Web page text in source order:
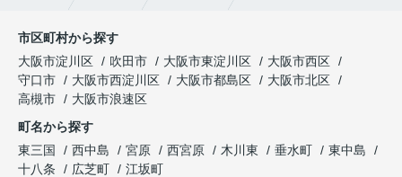
市区町村から探す
大阪市淀川区
吹田市 大阪市東淀川区
大阪市西区
守口市
大阪市西淀川区 大阪市都島区
大阪市北区
高槻市
大阪市浪速区
町名から探す
東三国
西中島 宮原 西宮原 木川東 垂水町
東中島
十八条
広芝町
江坂町